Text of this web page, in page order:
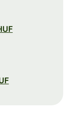
HUF إلى SGD
HUF إلى INR